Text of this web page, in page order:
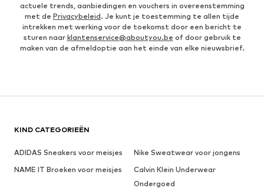
actuele trends, aanbiedingen en vouchers in overeenstemming
met de Privacybeleid. Je kunt je toestemming te allen tijde
intrekken met werking voor de toekomst door een bericht te
sturen naar klantenservice@aboutyou.be of door gebruik te
maken van de afmeldoptie aan het einde van elke nieuwsbrief.
KIND CATEGORIEËN
ADIDAS Sneakers voor meisjes
Nike Sweatwear voor jongens
NAME IT Broeken voor meisjes
Calvin Klein Underwear
Ondergoed